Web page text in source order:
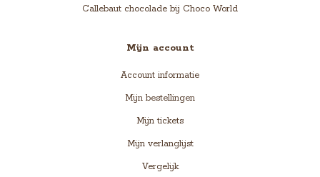
Callebaut chocolade bij Choco World
Mijn account
Account informatie
Mijn bestellingen
Mijn tickets
Mijn verlanglijst
Vergelijk